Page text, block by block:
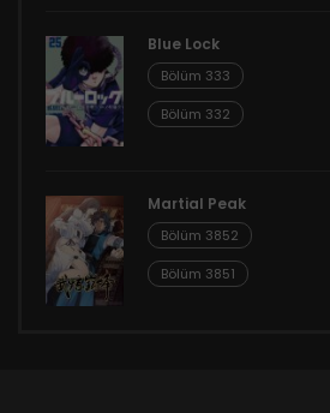
Blue Lock
Bölüm 333
Bölüm 332
Martial Peak
Bölüm 3852
Bölüm 3851